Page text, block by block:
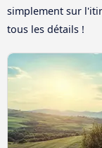
simplement sur
tous les détails !